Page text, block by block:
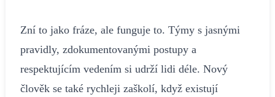
Zní to jako fráze, ale funguje to. Týmy s jasnými
pravidly, zdokumentovanými postupy a
respektujícím vedením si udrží lidi déle. Nový
člověk se také rychleji zaškolí, když existují